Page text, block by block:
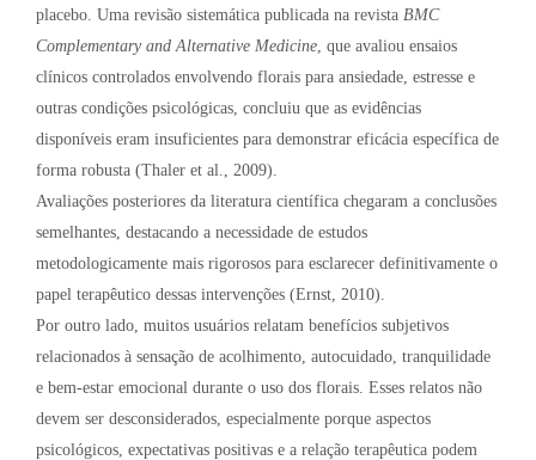
placebo. Uma revisão sistemática publicada na revista BMC
Complementary and Alternative Medicine , que avaliou ensaios
clínicos controlados envolvendo florais para ansiedade, estresse e
outras condições psicológicas, concluiu que as evidências
disponíveis eram insuficientes para demonstrar eficácia específica de
forma robusta (Thaler et al., 2009).
Avaliações posteriores da literatura científica chegaram a conclusões
semelhantes, destacando a necessidade de estudos
metodologicamente mais rigorosos para esclarecer definitivamente o
papel terapêutico dessas intervenções (Ernst, 2010).
Por outro lado, muitos usuários relatam benefícios subjetivos
relacionados à sensação de acolhimento, autocuidado, tranquilidade
e bem-estar emocional durante o uso dos florais. Esses relatos não
devem ser desconsiderados, especialmente porque aspectos
psicológicos, expectativas positivas e a relação terapêutica podem